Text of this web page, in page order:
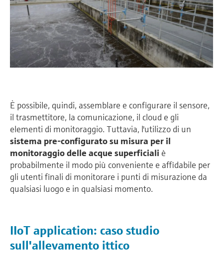
È possibile, quindi, assemblare e configurare il sensore,
il trasmettitore, la comunicazione, il cloud e gli
elementi di monitoraggio. Tuttavia, l'utilizzo di un
sistema pre-configurato su misura per il
monitoraggio delle acque superficiali è
probabilmente il modo più conveniente e affidabile per
gli utenti finali di monitorare i punti di misurazione da
qualsiasi luogo e in qualsiasi momento.
IIoT application: caso studio
sull'allevamento ittico